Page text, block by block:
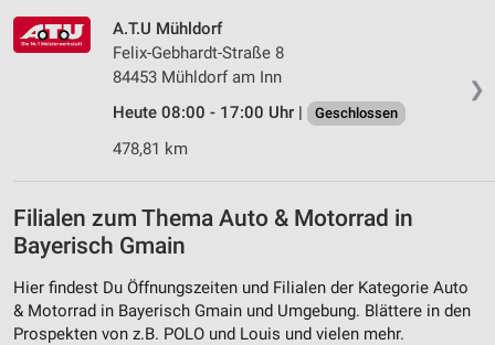
❯
A.T.U Mühldorf
Felix-Gebhardt-Straße 8
84453 Mühldorf am Inn
Heute 08:00 - 17:00 Uhr |
Geschlossen
478,81 km
Filialen zum Thema Auto & Motorrad in
Bayerisch Gmain
Hier findest Du Öffnungszeiten und Filialen der Kategorie Auto
& Motorrad in Bayerisch Gmain und Umgebung. Blättere in den
Prospekten von z.B. POLO und Louis und vielen mehr.